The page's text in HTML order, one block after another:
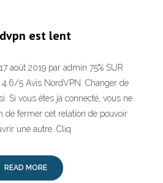
est lent
août 2019 par admin 75% SUR
4.6/5 Avis NordVPN. Changer de
Si vous êtes jà connecté, vous ne
de fermer cet relation de pouvoir
une autre. Cliq
READ MORE